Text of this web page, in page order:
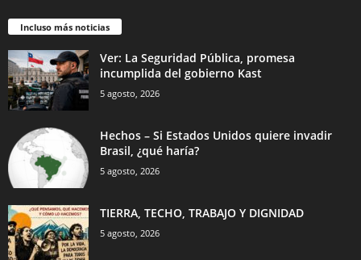
Incluso más noticias
Ver: La Seguridad Pública, promesa
incumplida del gobierno Kast
5 agosto, 2026
Hechos – Si Estados Unidos quiere invadir
Brasil, ¿qué haría?
5 agosto, 2026
TIERRA, TECHO, TRABAJO Y DIGNIDAD
5 agosto, 2026